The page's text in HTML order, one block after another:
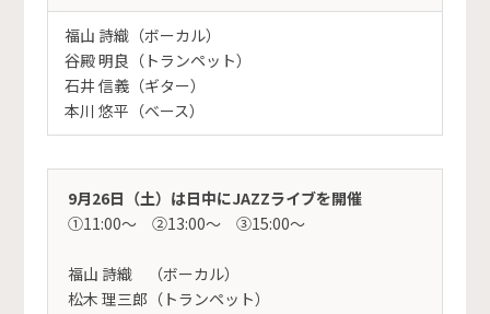
福山 詩織（ボーカル）
谷殿 明良（トランペット）
石井 信義（ギター）
本川 悠平（ベース）
9月26日（土）は日中にJAZZライブを開催
①11:00～ ②13:00～ ③15:00～
福山 詩織 （ボーカル）
松木 理三郎（トランペット）